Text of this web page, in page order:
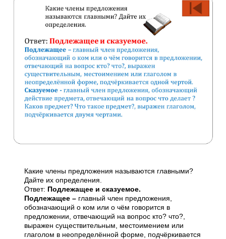
Какие члены предложения называются главными?
Дайте их определения.
Ответ: Подлежащее и сказуемое.
Подлежащее – главный член предложения,
обозначающий о ком или о чём говорится в
предложении, отвечающий на вопрос кто? что?,
выражен существительным, местоимением или
глаголом в неопределённой форме, подчёркивается